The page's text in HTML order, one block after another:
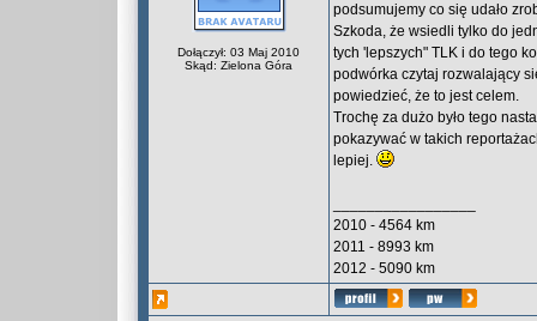
Dołączył: 03 Maj 2010
Skąd: Zielona Góra
podsumujemy co się udało
Szkoda, że wsiedli tylko do
tych 'lepszych" TLK i do tego
podwórka czytaj rozwalający
powiedzieć, że to jest celem.
Trochę za dużo było tego
pokazywać w takich
lepiej.
2010 - 4564 km
2011 - 8993 km
2012 - 5090 km